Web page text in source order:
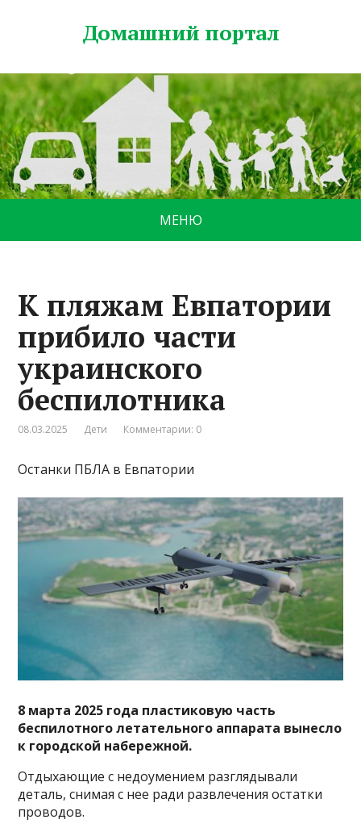
Домашний портал
МЕНЮ
К пляжам Евпатории
прибило части
украинского
беспилотника
08.03.2025 Дети Комментарии: 0
Останки ПБЛА в Евпатории
8 марта 2025 года пластиковую часть
беспилотного летательного аппарата вынесло
к городской набережной.
Отдыхающие с недоумением разглядывали
деталь, снимая с нее ради развлечения остатки
проводов.